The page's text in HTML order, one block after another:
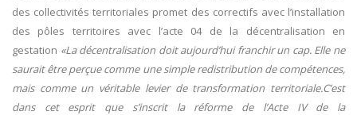
des collectivités territoriales promet des correctifs avec l’installation
des pôles territoires avec l’acte 04 de la décentralisation en
gestation «La décentralisation doit aujourd’hui franchir un cap. Elle ne
saurait être perçue comme une simple redistribution de compétences,
mais comme un véritable levier de transformation territoriale.C’est
dans cet esprit que s’inscrit la réforme de l’Acte IV de la